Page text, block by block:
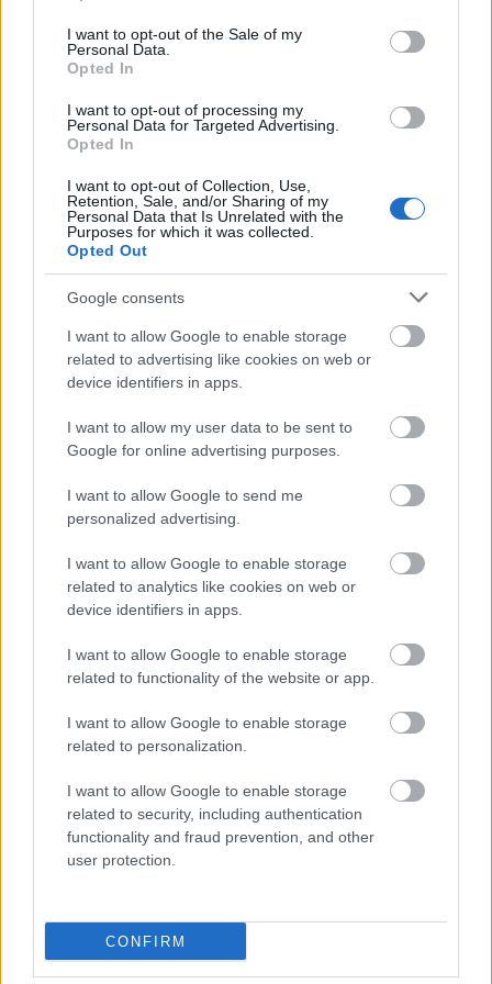
use your data for below specified purposes in below Google
consent section.
I want to opt-out of the Sale of my
Personal Data.
Opted In
I want to opt-out of processing my
Personal Data for Targeted Advertising.
Opted In
I want to opt-out of Collection, Use,
Retention, Sale, and/or Sharing of my
Personal Data that Is Unrelated with the
Purposes for which it was collected.
Opted Out
Google consents
I want to allow Google to enable storage
related to advertising like cookies on web or
device identifiers in apps.
I want to allow my user data to be sent to
Google for online advertising purposes.
I want to allow Google to send me
personalized advertising.
I want to allow Google to enable storage
related to analytics like cookies on web or
device identifiers in apps.
I want to allow Google to enable storage
related to functionality of the website or app.
I want to allow Google to enable storage
related to personalization.
I want to allow Google to enable storage
related to security, including authentication
functionality and fraud prevention, and other
user protection.
CONFIRM
Nem érdekel, imádom! – Újcsajos
rerecorder•2013. szeptember 22.
A jövő héten jelenik meg a svéd Icona Pop
nemzetközi bemutatkozó lemeze (cikkünk végén link
a végighallgatható, teljes lemezhez), hamarosan
Magyarországon lép fel a szintis elektró-pop egyik
gigasláger társszerzője is egyben)…
Globálradar – The Strypes
rerecorder•2013. szeptember 22.
fókusztémájához, az Újsulihoz különösen passzoló
zenekart választottuk az amúgy is mindig újsulis
Globálradar egyik szereplőjének. A 16-17 évesekből